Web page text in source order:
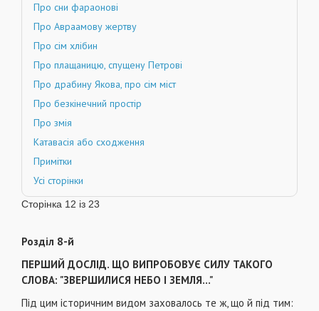
Про сни фараонові
Про Авраамову жертву
Про сім хлібин
Про плащаницю, спущену Петрові
Про драбину Якова, про сім міст
Про безкінечний простір
Про змія
Катавасія або сходження
Примітки
Усі сторінки
Сторінка 12 із 23
Розділ 8-й
ПЕРШИЙ ДОСЛІД. ЩО ВИПРОБОВУЄ СИЛУ ТАКОГО
СЛОВА: "ЗВЕРШИЛИСЯ НЕБО І ЗЕМЛЯ..."
Під цим історичним видом заховалось те ж, що й під тим: